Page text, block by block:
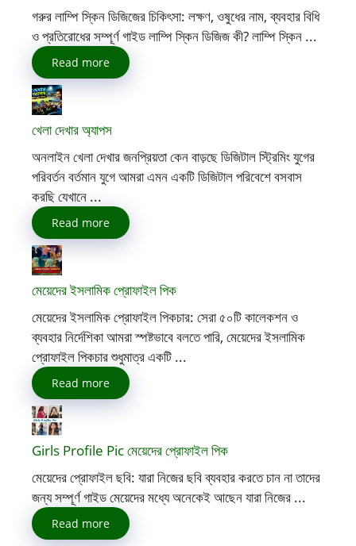
গরুর লাম্পি স্কিন ডিজিজের চিকিৎসা: লক্ষণ, ওষুধের নাম, ব্যবহার বিধি
ও প্রতিরোধের সম্পূর্ণ গাইড লাম্পি স্কিন ডিজিজ কী? লাম্পি স্কিন ...
Read more
খেলা দেখার অ্যাপস
অনলাইন খেলা দেখার জনপ্রিয়তা কেন বাড়ছে ডিজিটাল স্ট্রিমিং যুগের
পরিবর্তন বর্তমান যুগে আমরা এমন একটি ডিজিটাল পরিবেশে বসবাস
করছি যেখানে ...
Read more
মেয়েদের ইসলামিক প্রোফাইল পিক
মেয়েদের ইসলামিক প্রোফাইল পিকচার: সেরা ৫০টি কালেকশন ও
ব্যবহার নির্দেশিকা আমরা স্পষ্টভাবে বলতে পারি, মেয়েদের ইসলামিক
প্রোফাইল পিকচার শুধুমাত্র একটি ...
Read more
Girls Profile Pic মেয়েদের প্রোফাইল পিক
মেয়েদের প্রোফাইল ছবি: যারা নিজের ছবি ব্যবহার করতে চান না তাদের
জন্য সম্পূর্ণ গাইড মেয়েদের মধ্যে অনেকেই আছেন যারা নিজের ...
Read more